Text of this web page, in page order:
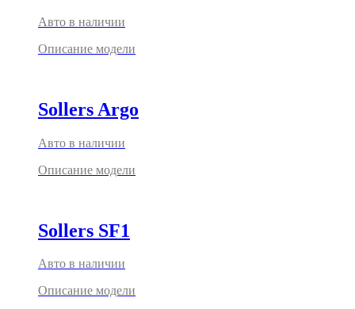
Авто в наличии
Описание модели
Sollers Argo
Авто в наличии
Описание модели
Sollers SF1
Авто в наличии
Описание модели